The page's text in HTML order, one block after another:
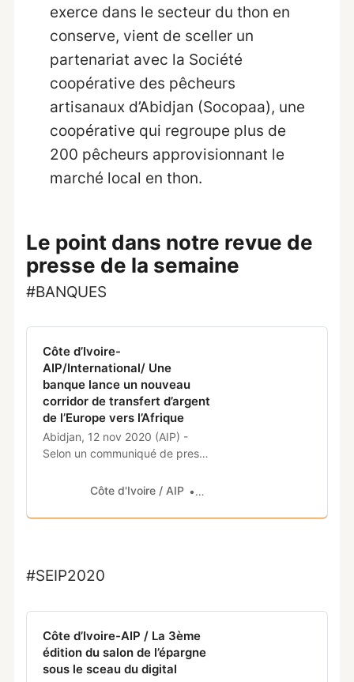
exerce dans le secteur du thon en
conserve, vient de sceller un
partenariat avec la Société
coopérative des pêcheurs
artisanaux d’Abidjan (Socopaa), une
coopérative qui regroupe plus de
200 pêcheurs approvisionnant le
marché local en thon.
Le point dans notre revue de
presse de la semaine
#BANQUES
Côte d’Ivoire-
AIP/International/ Une
banque lance un nouveau
corridor de transfert d’argent
de l’Europe vers l’Afrique
Abidjan, 12 nov 2020 (AIP) -
Selon un communiqué de presse
20200 par Agence 35°Nord, EBI
groupe
Côte d'Ivoire / AIP Comfordev.com
#SEIP2020
Côte d’Ivoire-AIP / La 3ème
édition du salon de l’épargne
sous le sceau du digital